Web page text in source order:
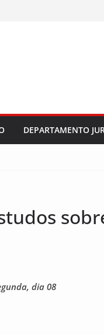
DEPARTAMENTO
dia 08